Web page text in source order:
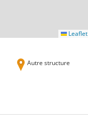
Leaflet
Autre structure